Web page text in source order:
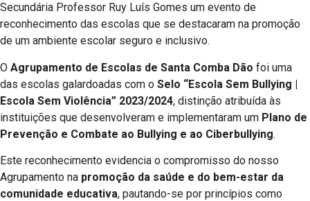
Secundária Professor Ruy Luís Gomes um evento de
reconhecimento das escolas que se destacaram na promoção
de um ambiente escolar seguro e inclusivo.
O Agrupamento de Escolas de Santa Comba Dão foi uma
das escolas galardoadas com o Selo “Escola Sem Bullying |
Escola Sem Violência” 2023/2024, distinção atribuída às
instituições que desenvolveram e implementaram um Plano de
Prevenção e Combate ao Bullying e ao Ciberbullying.
Este reconhecimento evidencia o compromisso do nosso
Agrupamento na promoção da saúde e do bem-estar da
comunidade educativa, pautando-se por princípios como